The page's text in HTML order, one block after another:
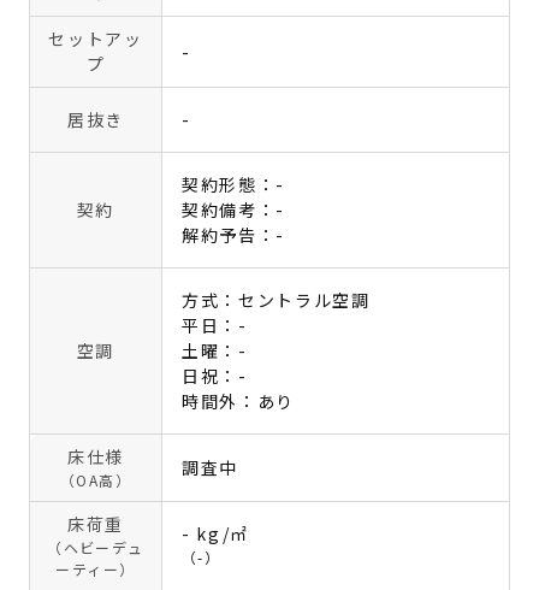
セットアッ
プ
-
居抜き -
契約
契約形態：-
契約備考：-
解約予告：-
空調
方式：セントラル空調
平日：-
土曜：-
日祝：-
時間外：あり
床仕様
（OA高）
調査中
床荷重
（ヘビーデュ
ーティー）
- kg/㎡
（-）